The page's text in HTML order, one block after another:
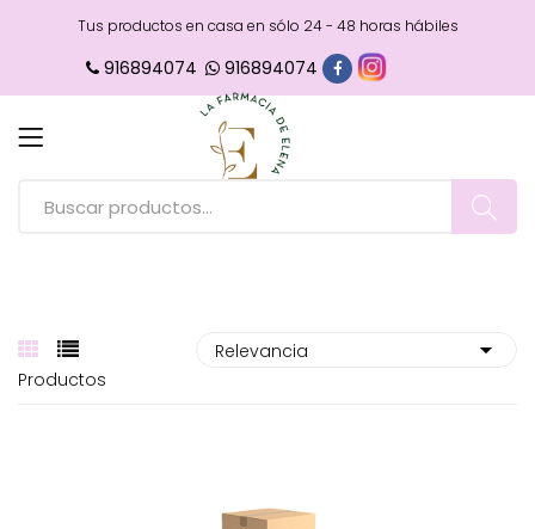
Tus productos en casa en sólo 24 - 48 horas hábiles
916894074 916894074
Productos